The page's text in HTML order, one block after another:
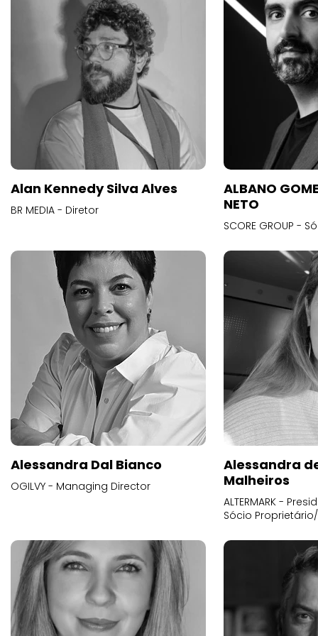
Alan Kennedy Silva Alves
BR MEDIA - Diretor
ALBANO
NETO
SCORE GROUP -
Alessandra Dal Bianco
OGILVY - Managing Director
Alessandra
Malheiros
ALTERMARK -
Sócio